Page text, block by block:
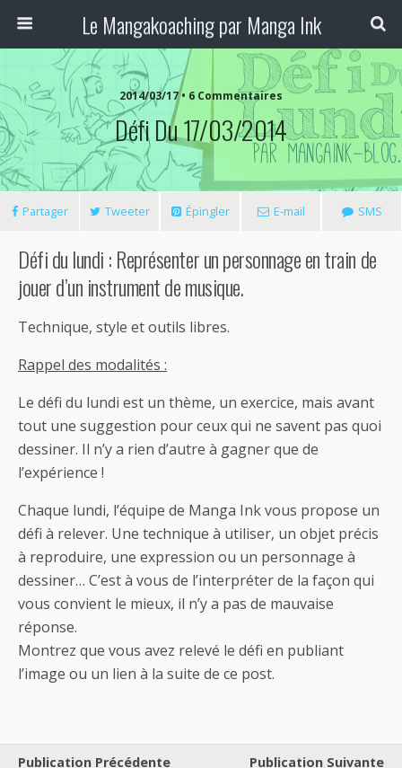
Le Mangakoaching par Manga Ink
2014/03/17 • 6 Commentaires
Défi Du 17/03/2014
Partager Tweeter Épingler E-mail SMS
Défi du lundi : Représenter un personnage en train de
jouer d’un instrument de musique.
Technique, style et outils libres.
Rappel des modalités :
Le défi du lundi est un thème, un exercice, mais avant
tout une suggestion pour ceux qui ne savent pas quoi
dessiner. Il n’y a rien d’autre à gagner que de
l’expérience !
Chaque lundi, l’équipe de Manga Ink vous propose un
défi à relever. Une technique à utiliser, un objet précis
à reproduire, une expression ou un personnage à
dessiner… C’est à vous de l’interpréter de la façon qui
vous convient le mieux, il n’y a pas de mauvaise
réponse.
Montrez que vous avez relevé le défi en publiant
l’image ou un lien à la suite de ce post.
Publication Précédente
Publication Suivante